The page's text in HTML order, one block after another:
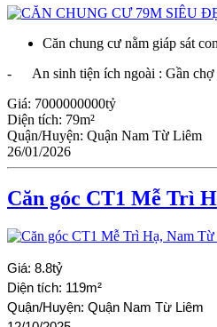
Căn chung cư nằm giáp sát
- An sinh tiện ích ngoài : Gần chợ
Giá: 7000000000tỷ
Diện tích: 79m²
Quận/Huyện: Quận Nam Từ Liêm
26/01/2026
Căn góc CT1 Mễ Trì
Giá: 8.8tỷ
Diện tích: 119m²
Quận/Huyện: Quận Nam Từ Liêm